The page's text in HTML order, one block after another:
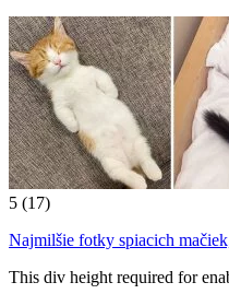
5 (17)
Najmilšie fotky spiacich
This div height required for